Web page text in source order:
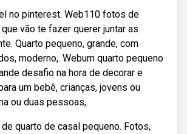
no pinterest. Web110 fotos de
vão te fazer querer juntar as
Quarto pequeno, grande, com
moderno,. Webum quarto pequeno
desafio na hora de decorar e
um bebê, crianças, jovens ou
ou duas pessoas,.
quarto de casal pequeno. Fotos,